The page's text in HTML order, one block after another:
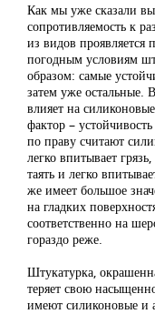
Как мы уже сказали
сопротивляемость к
из видов проявляется
погодным условиям
образом: самые
затем уже остальные.
влияет на
фактор –
по праву считают
легко впитывает
таять и легко
же имеет большое
на гладких
соответственно на
гораздо реже.
Штукатурка,
теряет свою
имеют силиконовые и